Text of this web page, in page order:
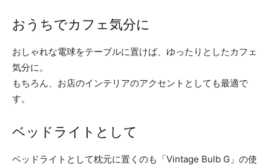
おうちでカフェ気分に
おしゃれな電球をテーブルに置けば、ゆったりとしたカフェ
気分に。
もちろん、お店のインテリアのアクセントとしても最適で
す。
ベッドライトとして
ベッドライトとして枕元に置くのも「Vintage Bulb G」の使